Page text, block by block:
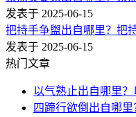
发表于 2025-06-15
把持手争盥出自哪里？把
发表于 2025-06-15
热门文章
以气熟止出自哪里
四蹄行欲倒出自哪